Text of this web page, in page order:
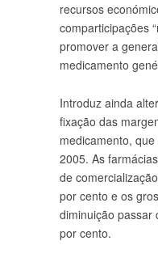
recursos
comparticipações
promover a
medicamento
Introduz ainda
fixação das
medicamento,
2005. As
de
por cento e os
diminuição passar
por cento.